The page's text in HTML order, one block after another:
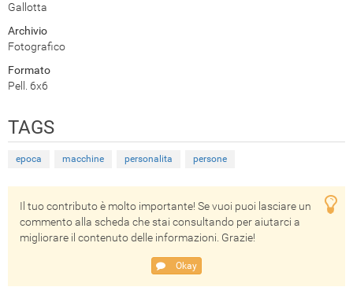
Gallotta
Archivio
Fotografico
Formato
Pell. 6x6
TAGS
epoca macchine personalita persone
Il tuo contributo è molto importante! Se vuoi puoi lasciare un
commento alla scheda che stai consultando per aiutarci a
migliorare il contenuto delle informazioni. Grazie!
Okay